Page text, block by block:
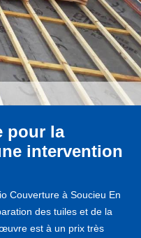
pour la
intervention
Couverture à Soucieu En
des tuiles et de la
est à un prix très